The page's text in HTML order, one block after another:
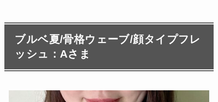
ブルベ夏/骨格ウェーブ/顔タイプフレ
ッシュ：Aさま